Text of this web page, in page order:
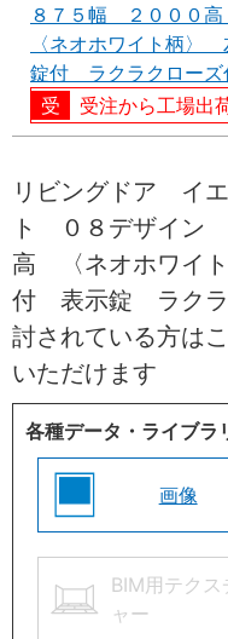
８７５幅 ２０００
〈ネオホワイト柄〉
錠付 ラクラクローズ
受注から工場出
リビングドア イ
ト ０８デザイン
高 〈ネオホワイ
付 表示錠 ラクラ
討されている方は
いただけます
各種データ・ライブラ
画像
BIM用テクス
ャー